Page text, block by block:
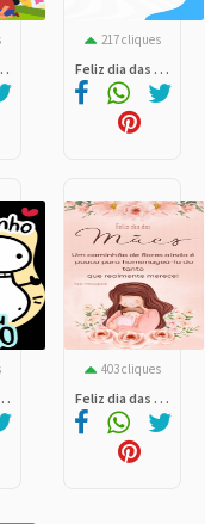
.
217 cliques
Feliz dia das . . .
.
403 cliques
Feliz dia das . . .